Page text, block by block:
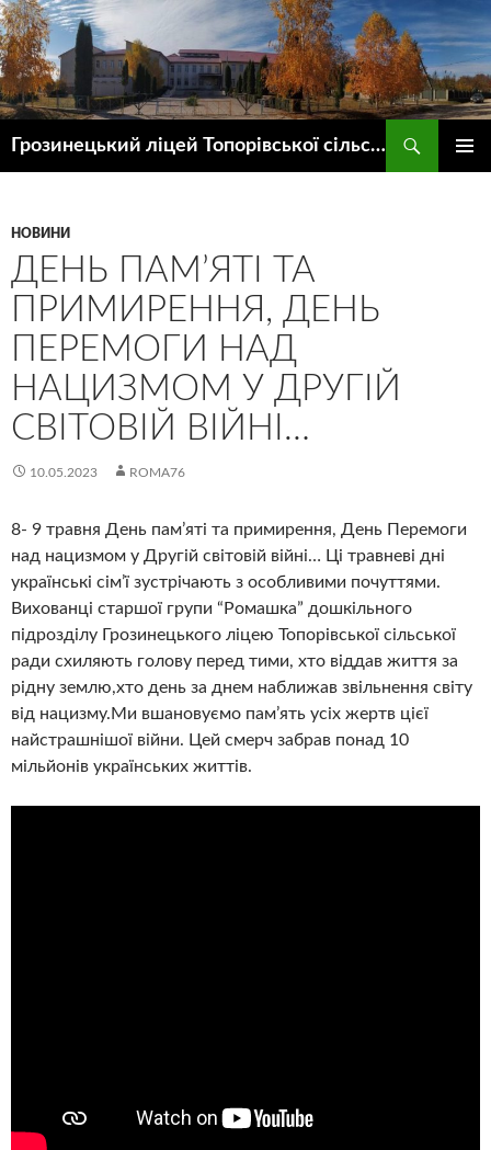
Грозинецький ліцей Топорівської сільської ради
НОВИНИ
ДЕНЬ ПАМ’ЯТІ ТА
ПРИМИРЕННЯ, ДЕНЬ
ПЕРЕМОГИ НАД
НАЦИЗМОМ У ДРУГІЙ
СВІТОВІЙ ВІЙНІ…
10.05.2023 ROMA76
8- 9 травня День пам’яті та примирення, День Перемоги
над нацизмом у Другій світовій війні… Ці травневі дні
українські сім’ї зустрічають з особливими почуттями.
Вихованці старшої групи “Ромашка” дошкільного
підрозділу Грозинецького ліцею Топорівської сільської
ради схиляють голову перед тими, хто віддав життя за
рідну землю,хто день за днем наближав звільнення світу
від нацизму.Ми вшановуємо пам’ять усіх жертв цієї
найстрашнішої війни. Цей смерч забрав понад 10
мільйонів українських життів.